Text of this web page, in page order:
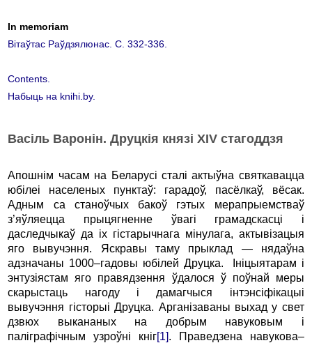
In memoriam
Вітаўтас Раўдзялюнас. С. 332-336.
Contents.
Набыць на knihi.by.
Васіль Варонін. Друцкія князі XIV стагоддзя
Апошнім часам на Беларусі сталі актыўна святкавацца
юбі­леі населеных пунктаў: гарадоў, пасёлкаў, вёсак.
Адным са станоўчых бакоў гэтых мерапрыемстваў
з’яўляецца прыцягненне ўвагі грамадскасці і
даследчыкаў да іх гістарычнага мінулага, актывізацыя
яго вывучэння. Яскравы таму прыклад — нядаўна
адзначаны 1000–гадовы юбілей Друцка. Ініцыятарам і
энтузіястам яго правядзення ўдалося ў поўнай меры
скарыстаць нагоду і дамагчыся інтэнсіфікацыі
вывучэння гісторыі Друцка. Арганізаваны выхад у свет
дзвюх выкананых на добрым навуковым і
паліграфічным узроўні кніг[1]. Праведзена навукова–